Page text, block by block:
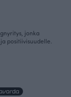
jonka
positiivisuudelle.